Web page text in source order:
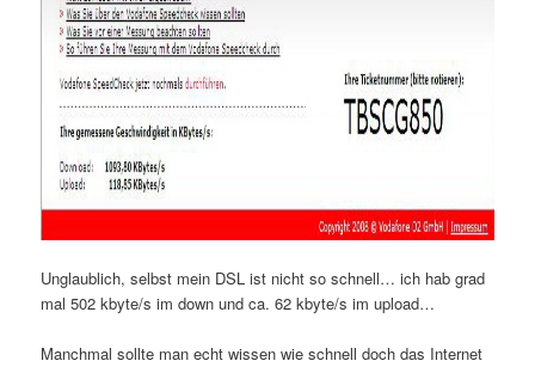
Unglaublich, selbst mein DSL ist nicht so schnell… ich hab grad
mal 502 kbyte/s im down und ca. 62 kbyte/s im upload…
Manchmal sollte man echt wissen wie schnell doch das Internet